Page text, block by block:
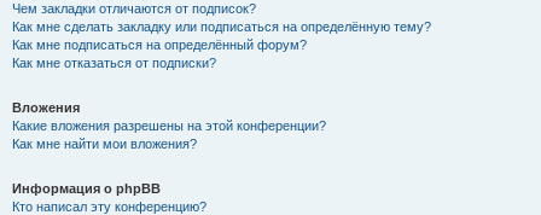
Чем закладки отличаются от подписок?
Как мне сделать закладку или подписаться на определённую тему?
Как мне подписаться на определённый форум?
Как мне отказаться от подписки?
Вложения
Какие вложения разрешены на этой конференции?
Как мне найти мои вложения?
Информация о phpBB
Кто написал эту конференцию?